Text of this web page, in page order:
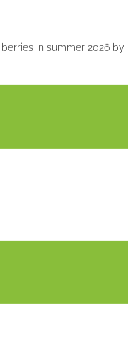
in summer 2026 by